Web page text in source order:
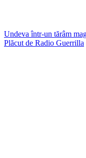
Undeva într-un tărâm
Plăcut de Radio Guerrilla